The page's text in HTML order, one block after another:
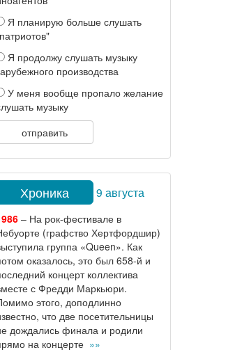
Я планирую больше слушать
Я продолжу слушать музыку
производства
У меня вообще пропало желание
музыку
отправить
Хроника 9 августа
– На рок-фестивале в
(графство Хертфордшир)
группа «Queen». Как
оказалось, это был 658-й и
концерт коллектива
с Фредди Маркьюри.
этого, доподлинно
что две посетительницы
дождались финала и родили
на концерте »»